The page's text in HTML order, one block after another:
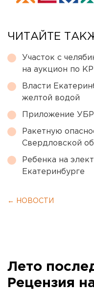
ЧИТАЙТЕ
Участок с
на аукцион по
Власти
желтой водой
Приложение
Ракетную
Свердловской
Ребенка на
Екатеринбурге
← НОВОСТИ
Лето
Рецензия